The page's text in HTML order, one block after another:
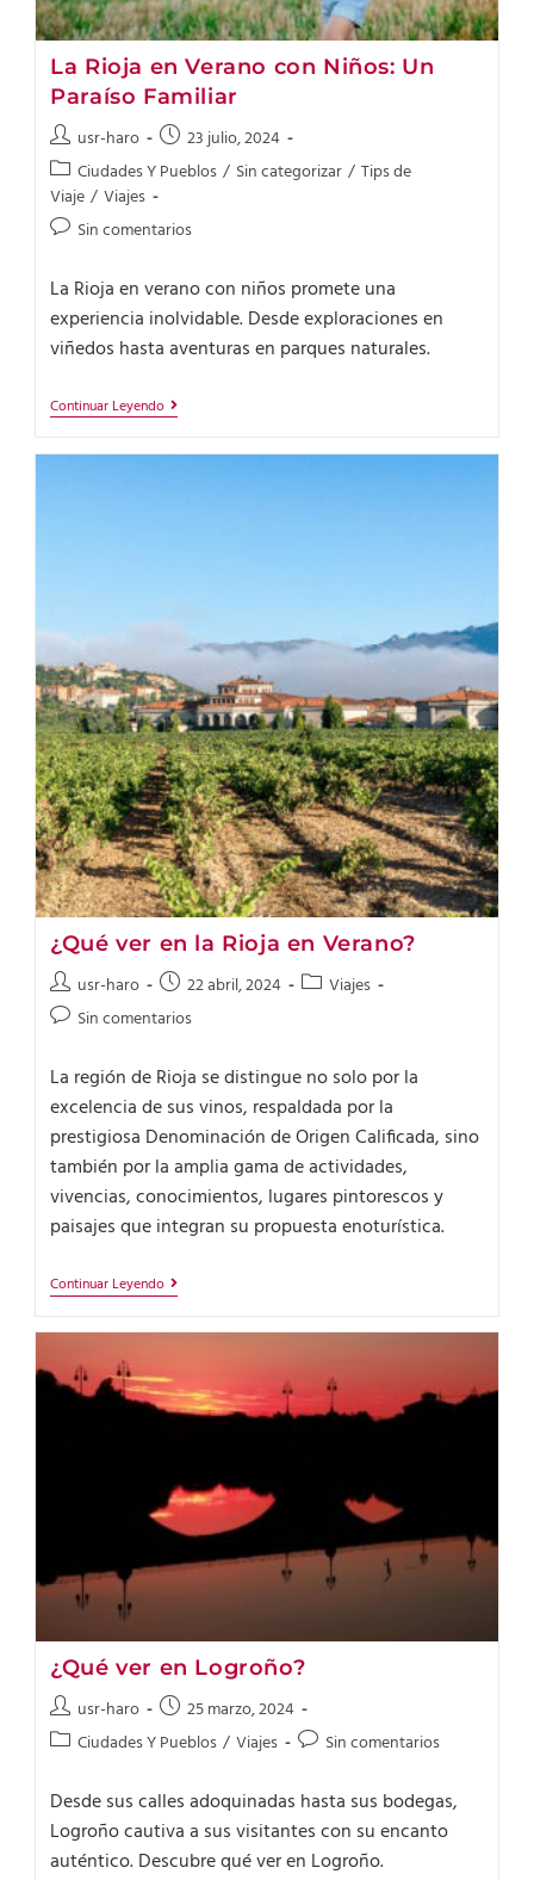
La Rioja en Verano con Niños: Un
Paraíso Familiar
usr-haro
23 julio, 2024
Ciudades Y Pueblos / Sin categorizar / Tips de
Viaje / Viajes
Sin comentarios
La Rioja en verano con niños promete una
experiencia inolvidable. Desde exploraciones en
viñedos hasta aventuras en parques naturales.
Continuar Leyendo
¿Qué ver en la Rioja en Verano?
usr-haro 22 abril, 2024
Viajes
Sin comentarios
La región de Rioja se distingue no solo por la
excelencia de sus vinos, respaldada por la
prestigiosa Denominación de Origen Calificada, sino
también por la amplia gama de actividades,
vivencias, conocimientos, lugares pintorescos y
paisajes que integran su propuesta enoturística.
Continuar Leyendo
¿Qué ver en Logroño?
usr-haro
25 marzo, 2024
Ciudades Y Pueblos / Viajes Sin comentarios
Desde sus calles adoquinadas hasta sus bodegas,
Logroño cautiva a sus visitantes con su encanto
auténtico. Descubre qué ver en Logroño.